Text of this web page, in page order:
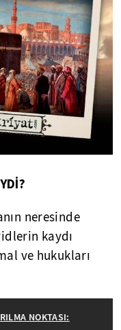
neresinde
kaydı
ve hukukları
NOKTASI: